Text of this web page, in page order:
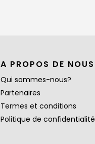
A PROPOS DE NOUS
Qui sommes-nous?
Partenaires
Termes et conditions
Politique de confidentialité